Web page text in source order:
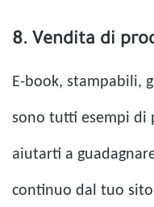
8. Vendita di
E-book, stampabili,
sono tutti esempi di
aiutarti a
continuo dal tuo